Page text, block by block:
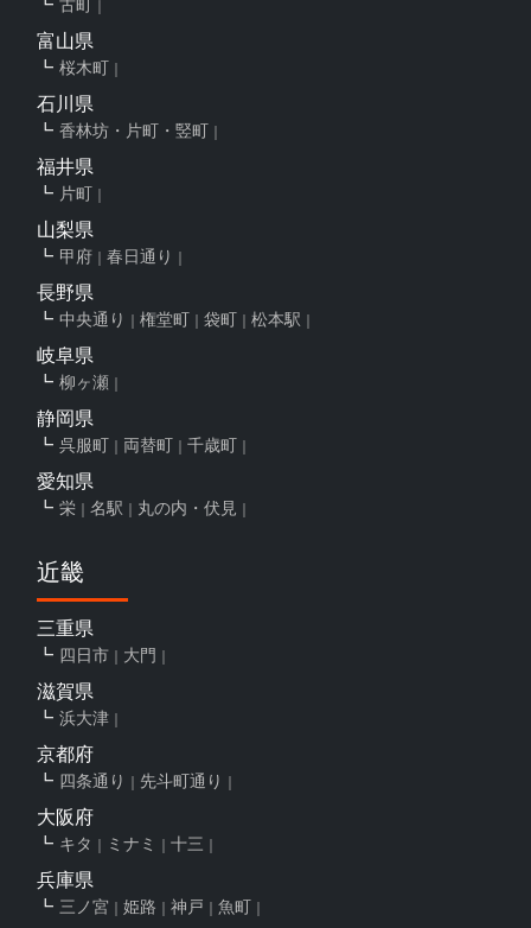
富山県
桜木町
石川県
香林坊・片町・竪町
福井県
片町
山梨県
甲府 春日通り
長野県
中央通り 権堂町 袋町 松本駅
岐阜県
柳ヶ瀬
静岡県
呉服町 両替町 千歳町
愛知県
栄 名駅 丸の内・伏見
近畿
三重県
四日市 大門
滋賀県
浜大津
京都府
四条通り 先斗町通り
大阪府
キタ ミナミ 十三
兵庫県
三ノ宮 姫路 神戸 魚町